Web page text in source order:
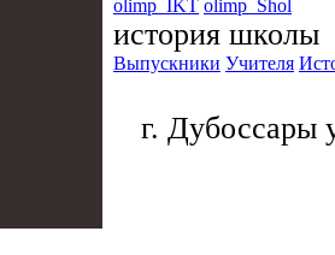
olimp_IKT olimp_Shol
история школы
Выпускники Учителя
г. Дубоссары